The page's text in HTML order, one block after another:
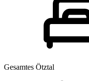
Gesamtes Ötztal